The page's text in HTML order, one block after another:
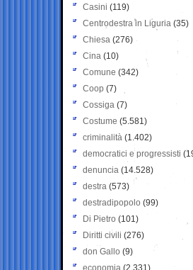
Casini (119)
Centrodestra in Liguria (35)
Chiesa (276)
Cina (10)
Comune (342)
Coop (7)
Cossiga (7)
Costume (5.581)
criminalità (1.402)
democratici e progressisti
denuncia (14.528)
destra (573)
destradipopolo (99)
Di Pietro (101)
Diritti civili (276)
don Gallo (9)
economia (2.331)